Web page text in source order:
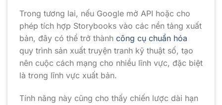
Trong tương lai, nếu Google mở API hoặc cho
phép tích hợp Storybooks vào các nền tảng xuất
bản, đây có thể trở thành công cụ chuẩn hóa
quy trình sản xuất truyện tranh kỹ thuật số, tạo
nên cuộc cách mạng cho nhiều lĩnh vực, đặc biệt
là trong lĩnh vực xuất bản.
Tính năng này cũng cho thấy chiến lược dài hạn